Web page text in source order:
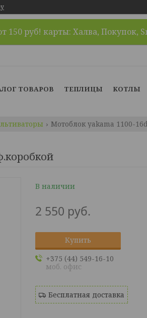
руб! карты: Халва, Покупок,
ТОВАРОВ ТЕПЛИЦЫ КОТЛЫ
Мотоблок yakama 1100-
В наличии
2 550 руб.
Купить
+375 (44) 549-16-10
моб. офис
Бесплатная доставка